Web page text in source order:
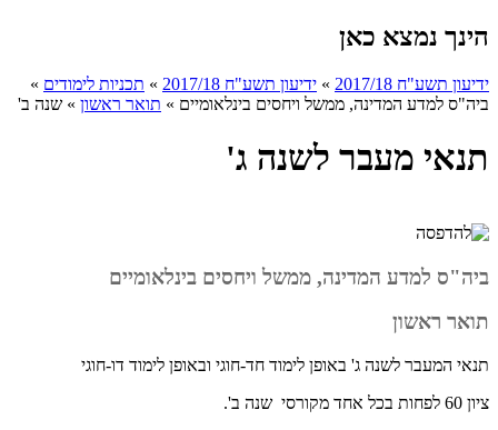
הינך נמצא כאן
ידיעון תשע"ח 2017/18 » ידיעון תשע"ח 2017/18 » תכניות לימודים »
ביה"ס למדע המדינה, ממשל ויחסים בינלאומיים » תואר ראשון » שנה ב'
תנאי מעבר לשנה ג'
ביה"ס למדע המדינה, ממשל ויחסים בינלאומיים
תואר ראשון
תנאי המעבר לשנה ג' באופן לימוד חד-חוגי ובאופן לימוד דו-חוגי
ציון 60 לפחות בכל אחד מקורסי שנה ב'.